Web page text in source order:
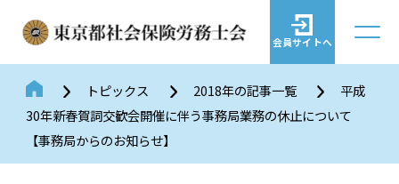
会員サイトへ
トピックス 2018年の記事一覧
平成
30年新春賀詞交歓会開催に伴う事務局業務の休止について
【事務局からのお知らせ】